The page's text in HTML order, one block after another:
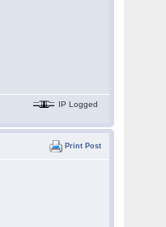
IP Logged
Print Post